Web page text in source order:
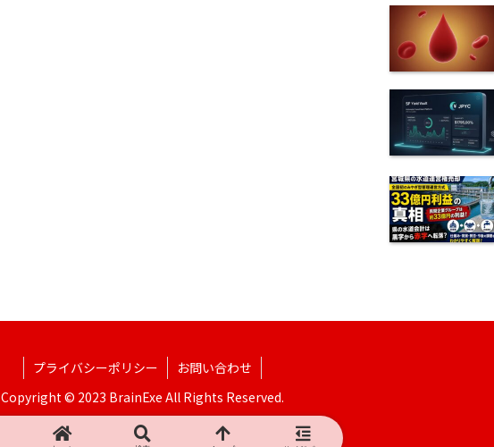
プライバシーポリシー
お問い合わせ
Copyright © 2023 BrainExe All Rights Reserved.